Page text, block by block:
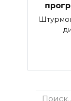
Search